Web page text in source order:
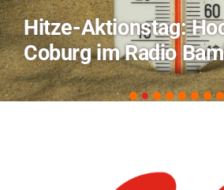
Hitze-Aktionstag:
Coburg im Radio